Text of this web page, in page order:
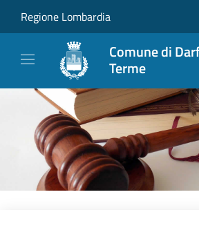
Regione Lombardia
Comune di
Terme